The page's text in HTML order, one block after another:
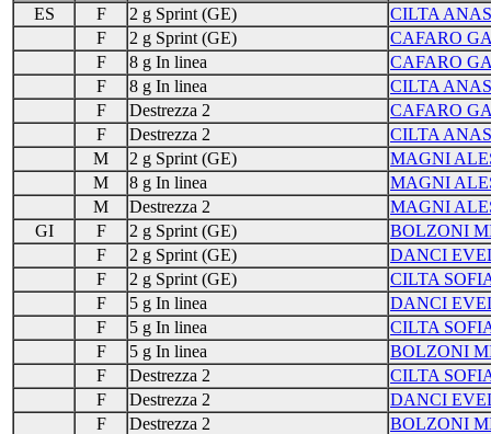
ES
F 2 g Sprint (GE)
CILTA
F
2 g Sprint (GE)
CAFARO
F
8 g In linea
CAFARO
F
8 g In linea
CILTA
F
Destrezza 2
CAFARO
F
Destrezza 2
CILTA
M
2 g Sprint (GE)
MAGNI
M
8 g In linea
MAGNI
M
Destrezza 2
MAGNI
GI
F 2 g Sprint (GE)
BOLZONI
F
2 g Sprint (GE)
DANCI
F
2 g Sprint (GE)
CILTA
F
5 g In linea
DANCI
F
5 g In linea
CILTA
F
5 g In linea
BOLZONI
F
Destrezza 2
CILTA
F
Destrezza 2
DANCI
F
Destrezza 2
BOLZONI